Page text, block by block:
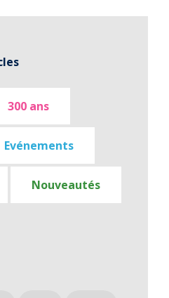
300 ans
Evénements
Nouveautés